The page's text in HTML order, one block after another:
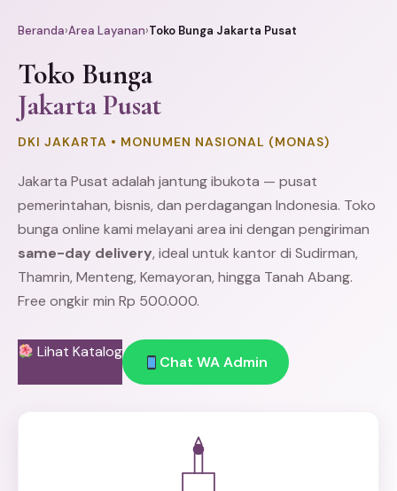
Beranda›Area Layanan›Toko Bunga Jakarta Pusat
Toko Bunga
Jakarta Pusat
DKI JAKARTA • MONUMEN NASIONAL (MONAS)
Jakarta Pusat adalah jantung ibukota — pusat
pemerintahan, bisnis, dan perdagangan Indonesia. Toko
bunga online kami melayani area ini dengan pengiriman
same-day delivery, ideal untuk kantor di Sudirman,
Thamrin, Menteng, Kemayoran, hingga Tanah Abang.
Free ongkir min Rp 500.000.
Lihat Katalog
Chat WA Admin